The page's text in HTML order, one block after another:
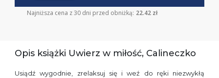
Najniższa cena z 30 dni przed obniżką: 22.42 zł
Opis książki Uwierz w miłość, Calineczko
Usiądź wygodnie, zrelaksuj się i weź do ręki niezwykłą